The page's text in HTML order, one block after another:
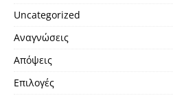
Uncategorized
Αναγνώσεις
Απόψεις
Επιλογές